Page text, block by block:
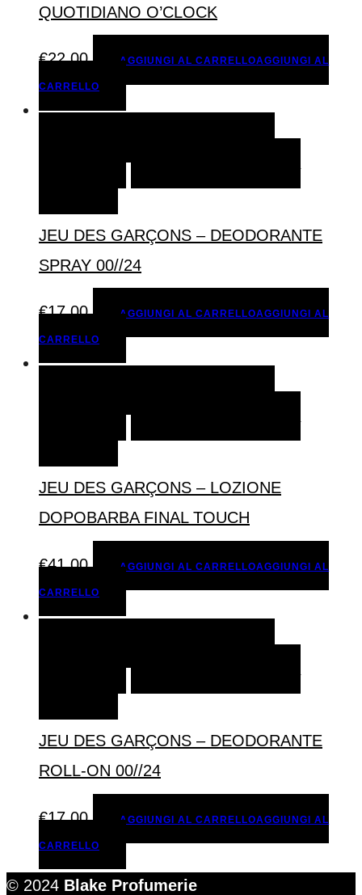
QUOTIDIANO O’CLOCK
€22,00 AGGIUNGI AL CARRELLOAGGIUNGI AL
CARRELLO
AGGIUNGI AL
JEU DES GARÇONS – DEODORANTE
SPRAY 00//24
€17,00 AGGIUNGI AL CARRELLOAGGIUNGI AL
CARRELLO
AGGIUNGI AL
JEU DES GARÇONS – LOZIONE
DOPOBARBA FINAL TOUCH
€41,00 AGGIUNGI AL CARRELLOAGGIUNGI AL
CARRELLO
AGGIUNGI AL
JEU DES GARÇONS – DEODORANTE
ROLL-ON 00//24
€17,00 AGGIUNGI AL CARRELLOAGGIUNGI AL
CARRELLO
© 2024 Blake Profumerie